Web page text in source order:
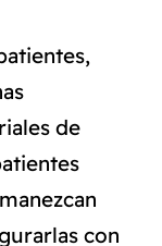
de
con